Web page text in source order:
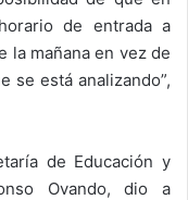
de entrada a
la mañana en vez de
se está analizando”,
de Educación y
Ovando, dio a